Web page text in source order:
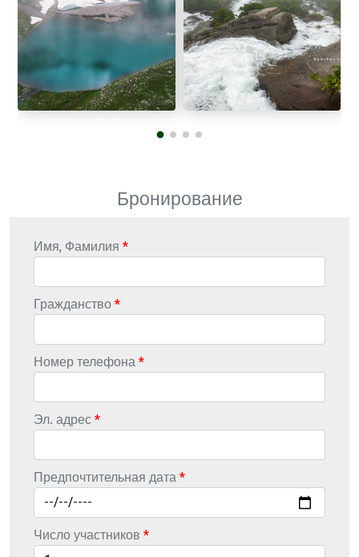
Бронирование
Имя, Фамилия
Гражданство
Номер телефона
Эл. адрес
Предпочтительная дата
Число участников